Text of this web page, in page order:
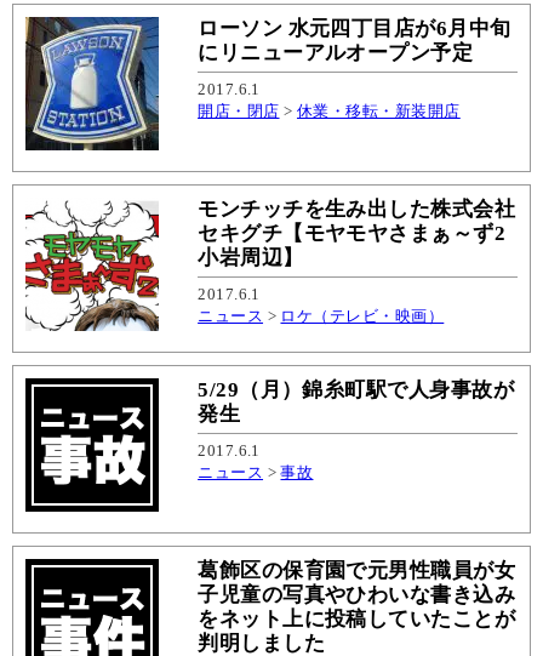
ローソン 水元四丁目店が6月中旬
にリニューアルオープン予定
2017.6.1
開店・閉店 > 休業・移転・新装開店
モンチッチを生み出した株式会社
セキグチ【モヤモヤさまぁ～ず2
小岩周辺】
2017.6.1
ニュース > ロケ（テレビ・映画）
5/29（月）錦糸町駅で人身事故が
発生
2017.6.1
ニュース >事故
葛飾区の保育園で元男性職員が女
子児童の写真やひわいな書き込み
をネット上に投稿していたことが
判明しました